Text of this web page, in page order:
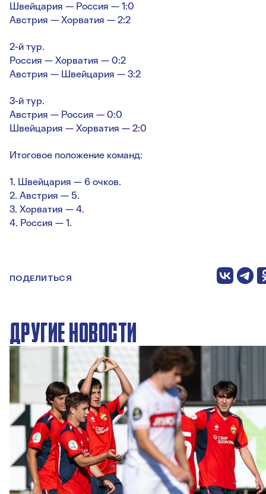
Швейцария — Россия — 1:0
Австрия — Хорватия — 2:2
2-й тур.
Россия — Хорватия — 0:2
Австрия — Швейцария — 3:2
3-й тур.
Австрия — Россия — 0:0
Швейцария — Хорватия — 2:0
Итоговое положение команд:
1. Швейцария — 6 очков.
2. Австрия — 5.
3. Хорватия — 4.
4. Россия — 1.
ПОДЕЛИТЬСЯ
ДРУГИЕ НОВОСТИ